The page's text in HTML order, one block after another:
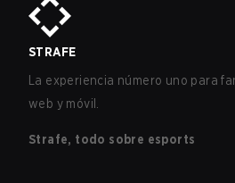
STRAFE
La experiencia número uno para
web y móvil.
Strafe, todo sobre esports